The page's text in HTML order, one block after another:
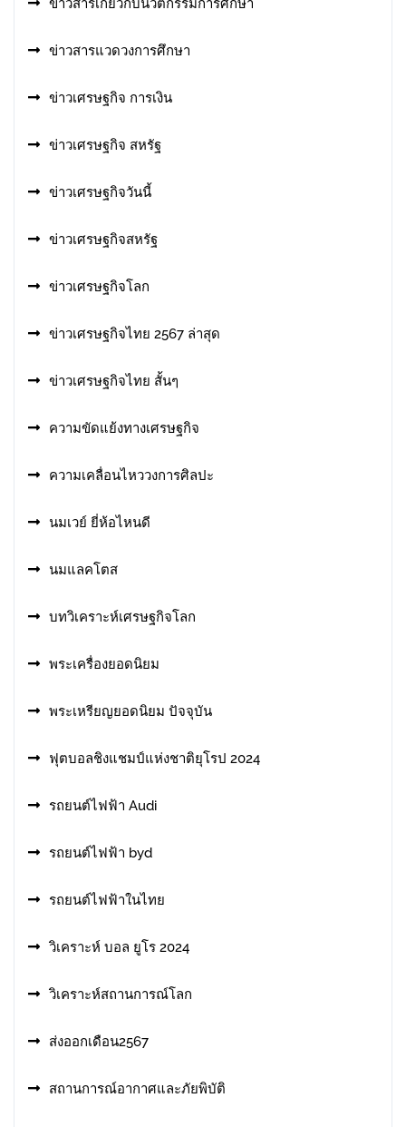
ข่าวสารเกี่ยวกับนวัตกรรมการศึกษา
ข่าวสารแวดวงการศึกษา
ข่าวเศรษฐกิจ การเงิน
ข่าวเศรษฐกิจ สหรัฐ
ข่าวเศรษฐกิจวันนี้
ข่าวเศรษฐกิจสหรัฐ
ข่าวเศรษฐกิจโลก
ข่าวเศรษฐกิจไทย 2567 ล่าสุด
ข่าวเศรษฐกิจไทย สั้นๆ
ความขัดแย้งทางเศรษฐกิจ
ความเคลื่อนไหววงการศิลปะ
นมเวย์ ยี่ห้อไหนดี
นมแลคโตส
บทวิเคราะห์เศรษฐกิจโลก
พระเครื่องยอดนิยม
พระเหรียญยอดนิยม ปัจจุบัน
ฟุตบอลชิงแชมป์แห่งชาติยุโรป 2024
รถยนต์ไฟฟ้า Audi
รถยนต์ไฟฟ้า byd
รถยนต์ไฟฟ้าในไทย
วิเคราะห์ บอล ยูโร 2024
วิเคราะห์สถานการณ์โลก
ส่งออกเดือน2567
สถานการณ์อากาศและภัยพิบัติ